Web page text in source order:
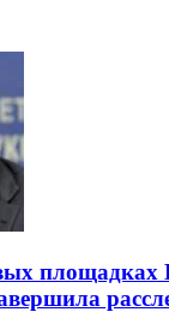
площадках